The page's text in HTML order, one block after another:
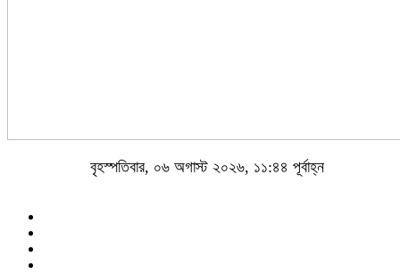
বৃহস্পতিবার, ০৬ অগাস্ট ২০২৬, ১১:৪৪ পূর্বাহ্ন